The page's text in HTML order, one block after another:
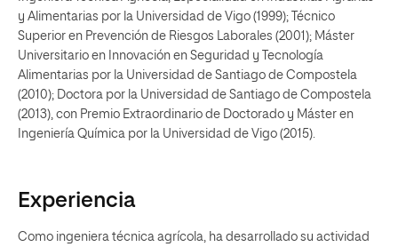
y Alimentarias por la Universidad de Vigo (1999); Técnico
Superior en Prevención de Riesgos Laborales (2001); Máster
Universitario en Innovación en Seguridad y Tecnología
Alimentarias por la Universidad de Santiago de Compostela
(2010); Doctora por la Universidad de Santiago de Compostela
(2013), con Premio Extraordinario de Doctorado y Máster en
Ingeniería Química por la Universidad de Vigo (2015).
Experiencia
Como ingeniera técnica agrícola, ha desarrollado su actividad